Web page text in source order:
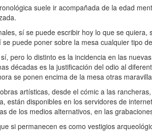
suele ir acompañada de la edad
sí se puede escribir hoy lo que se
se puede poner sobre la mesa cualquier tipo
pero lo distinto es la incidencia en las
décadas es la justificación del odio al
se ponen encima de la mesa otras
artísticas, desde el cómic a las
están disponibles en los servidores de
de los medios alternativos, en las
si permanecen es como vestigios